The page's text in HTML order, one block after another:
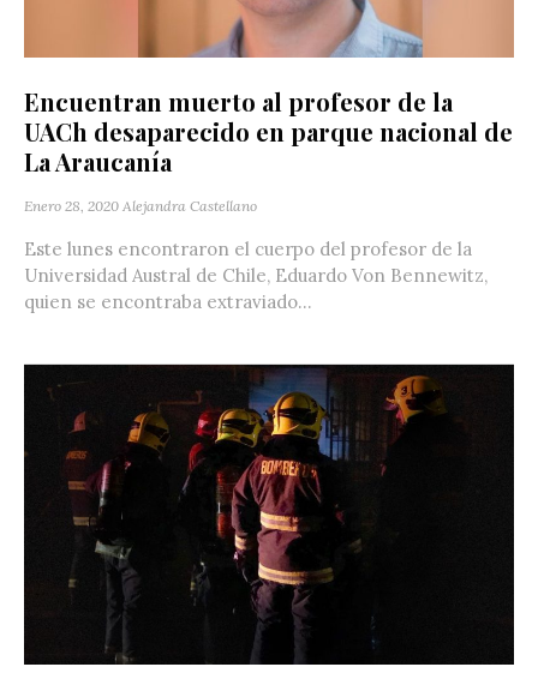
Encuentran muerto al profesor de la
UACh desaparecido en parque nacional de
La Araucanía
Enero 28, 2020 Alejandra Castellano
Este lunes encontraron el cuerpo del profesor de la
Universidad Austral de Chile, Eduardo Von Bennewitz,
quien se encontraba extraviado...